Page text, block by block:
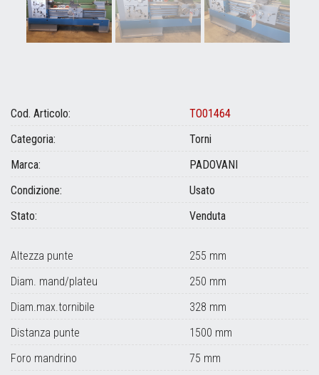
Cod. Articolo:
TO01464
Categoria:
Torni
Marca:
PADOVANI
Condizione:
Usato
Stato:
Venduta
Altezza punte
255 mm
Diam. mand/plateu
250 mm
Diam.max.tornibile
328 mm
Distanza punte
1500 mm
Foro mandrino
75 mm